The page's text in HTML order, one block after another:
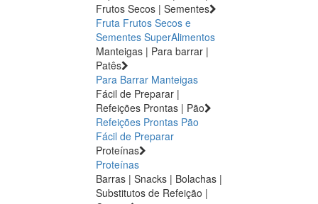
Frutos Secos | Sementes
Fruta Frutos Secos e
Sementes SuperAlimentos
Manteigas | Para barrar |
Patês
Para Barrar Manteigas
Fácil de Preparar |
Refeições Prontas | Pão
Refeições Prontas Pão
Fácil de Preparar
Proteínas
Proteínas
Barras | Snacks | Bolachas |
Substitutos de Refeição |